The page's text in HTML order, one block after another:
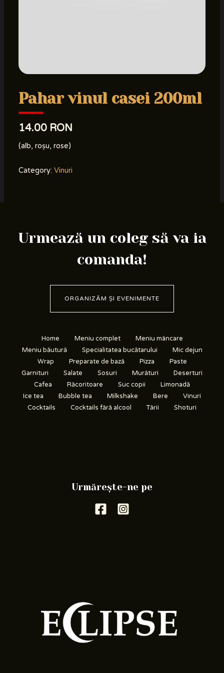
Pahar vinul casei 200ml
14.00 RON
(alb, roșu, rose)
Category:Vinuri
Urmează un coleg să va ia
comanda!
ORGANIZĂM ȘI EVENIMENTE
Home Meniu complet
Meniu mâncare
Meniu băutură
Specialitatea bucătarului
Mic dejun
Wrap
Preparate de bază Pizza
Paste
Garnituri
Salate Sosuri Murături
Deserturi
Cafea
Răcoritoare Suc copii
Limonadă
Ice tea
Bubble tea Milkshake Bere
Vinuri
Cocktails
Cocktails fără alcool Tării Shoturi
Urmărește-ne pe